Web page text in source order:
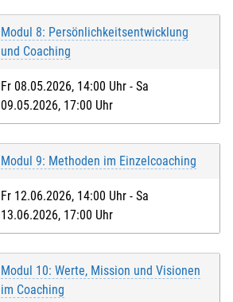
Modul 8: Persönlichkeitsentwicklung
und Coaching
Fr 08.05.2026, 14:00 Uhr - Sa
09.05.2026, 17:00 Uhr
Modul 9: Methoden im Einzelcoaching
Fr 12.06.2026, 14:00 Uhr - Sa
13.06.2026, 17:00 Uhr
Modul 10: Werte, Mission und Visionen
im Coaching